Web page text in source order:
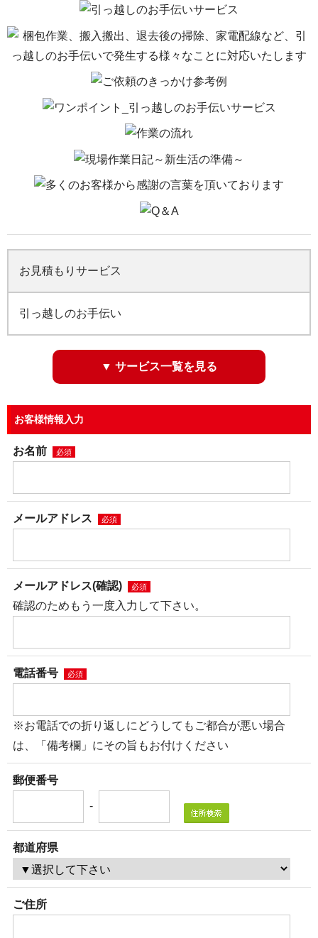
お見積もりサービス
引っ越しのお手伝い
▼ サービス一覧を見る
お客様情報入力
お名前 必須
メールアドレス 必須
メールアドレス(確認) 必須
確認のためもう一度入力して下さい。
電話番号 必須
※お電話での折り返しにどうしてもご都合が悪い場合
は、「備考欄」にその旨もお付けください
郵便番号
-
都道府県
ご住所